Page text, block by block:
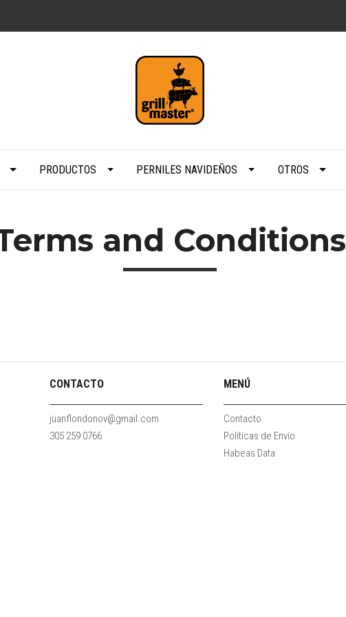
PRODUCTOS PERNILES NAVIDEÑOS OTROS
and Conditions
CONTACTO
juanflondonov@gmail.com
305 259 0766
MENÚ
Contacto
Políticas de Envío
Habeas Data